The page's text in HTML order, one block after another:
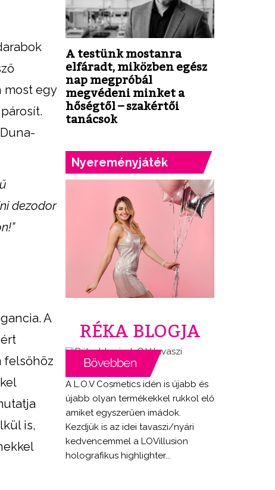
most egy
dezodor
A
felsőhöz
is,
A testünk mostanra
elfáradt, miközben egész
nap megpróbál
megvédeni minket a
hőségtől – szakértői
tanácsok
Nyereményjáték
RÉKA BLOGJA
A L.O.V Cosmetics idén is újabb és
újabb olyan termékekkel rukkol elő
amiket egyszerűen imádok.
Kezdjük is az idei tavaszi/nyári
kedvencemmel a LOVillusion
holografikus highlighter...